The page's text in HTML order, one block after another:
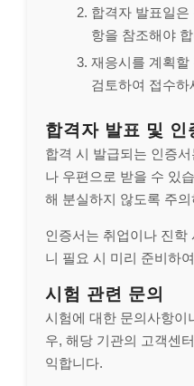
합격자 발표일
항을 참조해야
재응시를 계획할
검토하여 접수하
합격자 발표 및 인
합격 시 발급되는 인증
나 우편으로 받을 수 있
해 분실하지 않도록 주의
인증서는 취업이나 진학
니 필요 시 미리 준비하
시험 관련 문의
시험에 대한 문의사항이
우, 해당 기관의 고객센
익합니다.